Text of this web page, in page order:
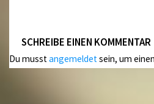
SCHREIBE EINEN KOMMENTAR
Du musstangemeldetsein, um